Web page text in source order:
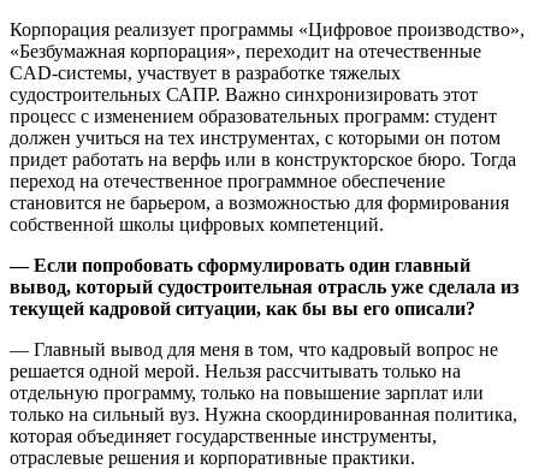
Корпорация реализует программы «Цифровое производство»,
«Безбумажная корпорация», переходит на отечественные
CAD‑системы, участвует в разработке тяжелых
судостроительных САПР. Важно синхронизировать этот
процесс с изменением образовательных программ: студент
должен учиться на тех инструментах, с которыми он потом
придет работать на верфь или в конструкторское бюро. Тогда
переход на отечественное программное обеспечение
становится не барьером, а возможностью для формирования
собственной школы цифровых компетенций.
— Если попробовать сформулировать один главный
вывод, который судостроительная отрасль уже сделала из
текущей кадровой ситуации, как бы вы его описали?
— Главный вывод для меня в том, что кадровый вопрос не
решается одной мерой. Нельзя рассчитывать только на
отдельную программу, только на повышение зарплат или
только на сильный вуз. Нужна скоординированная политика,
которая объединяет государственные инструменты,
отраслевые решения и корпоративные практики.